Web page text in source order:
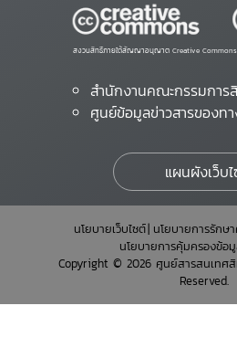
สงวนสิทธิ์ภายใต้สัญญาอนุญาต Creative
สำนักงานคณะกรรมกา
ศูนย์ข้อมูลข่าวสารของทา
แผนผังเว็บ
นโยบายเว็บไซต์ นโยบายการรัก
นโยบายการคุ้มครองข้อ
Copyright © 2026 ศูนย์สารสนเทศ
Reserved.